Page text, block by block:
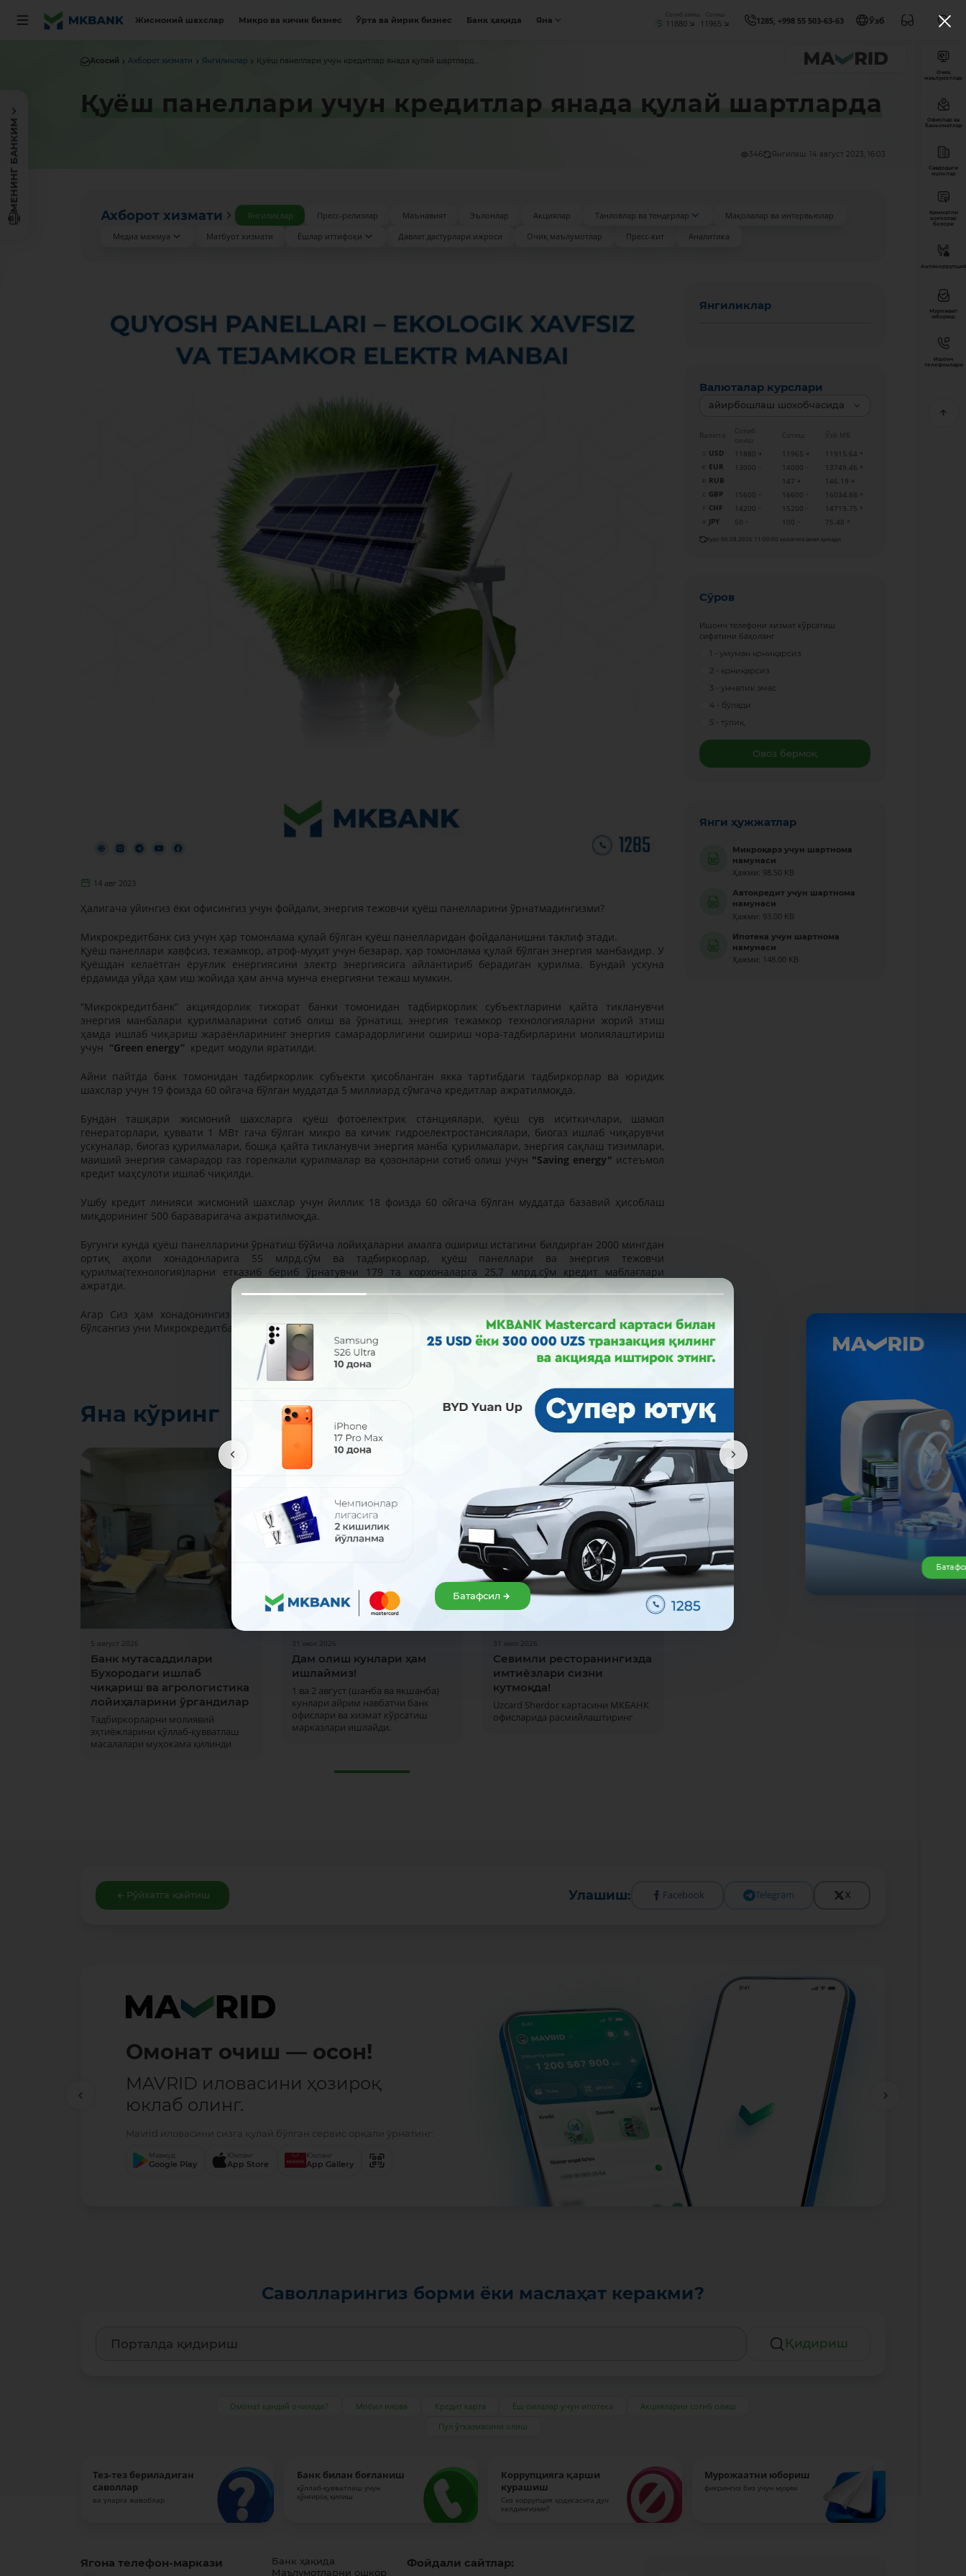
Жисмоний шахслар Микро ва кичик бизнес Ўрта ва йирик бизнес Банк ҳақида Яна
Сотиб олиш
11880
Сотиш
11965 1285, +998 55 503-63-63 Ўзб
МЕНИНГ БАНКИМ
Асосий Ахборот хизмати Янгиликлар Қуёш панеллари учун кредитлар янада қулай шартлард...
Қуёш панеллари учун кредитлар янада қулай шартларда
346 Янгилаш: 14 август 2023, 16:03
Ахборот хизмати Янгиликлар Пресс-релизлар Маънавият Эълонлар Акциялар Танловлар ва тендерлар
Мақолалар ва интервьюлар
Медиа мажмуа
Матбуот хизмати Ёшлар иттифоқи Давлат дастурлари ижроси Очиқ маълумотлар Пресс-кит Аналитика
14 авг 2023
Ҳалигача уйингиз ёки офисингиз учун фойдали, энергия тежовчи қуёш панелларини ўрнатмадингизми?
Микрокредитбанк сиз учун ҳар томонлама қулай бўлган қуёш панелларидан фойдаланишни таклиф этади.
Қуёш панеллари хавфсиз, тежамкор, атроф-муҳит учун безарар, ҳар томонлама қулай бўлган энергия манбаидир. У
Қуёшдан келаётган ёруғлик енергиясини электр энергиясига айлантириб берадиган қурилма. Бундай ускуна
ёрдамида уйда ҳам иш жойида ҳам анча мунча енергияни тежаш мумкин.
“Микрокредитбанк” акциядорлик тижорат банки томонидан тадбиркорлик субъектларини қайта тикланувчи
энергия манбалари қурилмаларини сотиб олиш ва ўрнатиш, энергия тежамкор технологияларни жорий этиш
ҳамда ишлаб чиқариш жараёнларининг энергия самарадорлигини ошириш чора-тадбирларини молиялаштириш
учун “Green energy” кредит модули яратилди.
Aйни пайтда банк томонидан тадбиркорлик субъекти ҳисобланган якка тартибдаги тадбиркорлар ва юридик
шахслар учун 19 фоизда 60 ойгача бўлган муддатда 5 миллиард сўмгача кредитлар ажратилмоқда.
Бундан ташқари жисмоний шахсларга қуёш фотоелектрик станциялари, қуёш сув иситкичлари, шамол
генераторлари, қуввати 1 МВт гача бўлган микро ва кичик гидроелектростансиялари, биогаз ишлаб чиқарувчи
ускуналар, биогаз қурилмалари, бошқа қайта тикланувчи энергия манба қурилмалари, энергия сақлаш тизимлари,
маиший энергия самарадор газ горелкали қурилмалар ва қозонларни сотиб олиш учун "Saving energy" истеъмол
кредит маҳсулоти ишлаб чиқилди.
Ушбу кредит линияси жисмоний шахслар учун йиллик 18 фоизда 60 ойгача бўлган муддатда базавий ҳисоблаш
миқдорининг 500 бараваригача ажратилмоқда.
Бугунги кунда қуёш панелларини ўрнатиш бўйича лойиҳаларни амалга ошириш истагини билдирган 2000 мингдан
ортиқ аҳоли хонадонларига 55 млрд.сўм ва тадбиркорлар, қуёш панеллари ва энергия тежовчи
қурилма(технология)ларни етказиб бериб ўрнатувчи 179 та корхоналарга 25,7 млрд.сўм кредит маблағлари
ажратди.
Aгар Сиз ҳам хонадонингиз ёки корхонангизга енергия манбасини тежовчи қуёш панелларини ўрнатмоқчи
бўлсангиз уни Микрокредитбанкда расмийлаштиринг.
Яна кўринг
5 август 2026
Банк мутасаддилари
Бухородаги ишлаб
чиқариш ва агрологистика
лойиҳаларини ўргандилар
Тадбиркорларни молиявий
эҳтиёжларини қўллаб-қувватлаш
масалалари муҳокама қилинди
31 июл 2026
Дам олиш кунлари ҳам
ишлаймиз!
1 ва 2 август (шанба ва якшанба)
кунлари айрим навбатчи банк
офислари ва хизмат кўрсатиш
марказлари ишлайди.
31 июл 2026
Севимли ресторанингизда
имтиёзлари сизни
кутмоқда!
Uzcard Sherdor картасини МКБАНК
офисларида расмийлаштиринг
Янгиликлар
Валюталар курслари
айирбошлаш шохобчасида
Валюта
Сотиб
олиш
Сотиш
Ўзб МБ
USD
11880 11965
11915.64
EUR
13000 14000
13749.46
RUB
147
146.19
GBP
15600 16600
16034.88
CHF
14200 15200
14719.75
JPY
50 100 75.48
Курс 06.08.2026 11:00:00 ҳолатига амал қилади
Сўров
Ишонч телефони хизмат кўрсатиш
сифатини баҳоланг
1 - умуман қониқарсиз
2 - қониқарсиз
3 - унчалик эмас
4 - бўлади
5 - тўлиқ
Овоз бермоқ
Янги ҳужжатлар
Микроқарз учун шартнома
намунаси
Ҳажми: 98.50 KB
Автокредит учун шартнома
намунаси
Ҳажми: 93.00 KB
Ипотека учун шартнома
намунаси
Ҳажми: 148.00 KB
Рўйхатга қайтиш Улашиш: Facebook Telegram X
Бепул ўтказмалар
5 миллион сўмгача бўлган
ўтказмалар — тўлиқ бепул!
Mavrid иловасини сизга қулай бўлган сервис орқали ўрнатинг:
Мавжуд
Google Play
Юкланг
App Store
Юкланг
App Gallery
Саволларингиз борми ёки маслаҳат керакми?
Қидириш
Омонат қандай очилади? Мобил илова Кредит карта Ёш оилалар учун ипотека
Акцияларни сотиб олиш
Пул ўтказмасини олиш
Тез-тез бериладиган
саволлар
ва уларга жавоблар
Банк билан боғланиш
қўллаб-қувватлаш учун
қўнғироқ қилиш
Коррупцияга қарши
курашиш
Сиз коррупция ҳодисасига дуч
келдингизми?
Мурожаатни юбориш
фикрингиз биз учун муҳим
Очиқ
маълумотлар
Офислар ва
банкоматлар
Савдодаги
мулклар
Қимматли
қоғозлар
бозори
Антикоррупция
Мурожаат
юбориш
Ишонч
телефонлари
Ягона телефон-маркази
Банк ҳақида
Маълумотларни ошкор
Фойдали сайтлар:
Батафсил